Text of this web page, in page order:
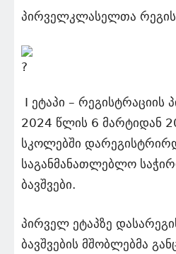
პირველკლასელთა
I ეტაპი – რეგისტრაციის
2024 წლის 6 მარტიდან
სკოლებში
საგანმანათლებლო
ბავშვები.
პირველ ეტაპზე
ბავშვების მშობლებმა